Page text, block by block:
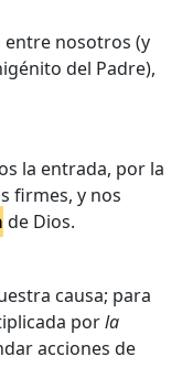
entre nosotros (y
del Padre),
la entrada, por la
firmes, y nos
de Dios.
causa; para
porla
acciones de